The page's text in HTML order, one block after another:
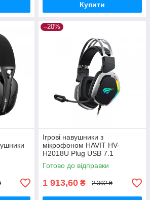
Купити
–20%
Ігрові навушники з
мікрофоном HAVIT HV-
H2018U Plug USB 7.1
Готово до відправки
1 913,60 ₴ 2 392 ₴